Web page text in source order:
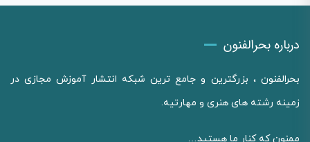
درباره بحرالفنون
بحرالفنون ، بزرگترین و جامع ترین شبکه انتشار آموزش مجازی در
زمینه رشته های هنری و مهارتیه.
ممنون که کنار ما هستید…